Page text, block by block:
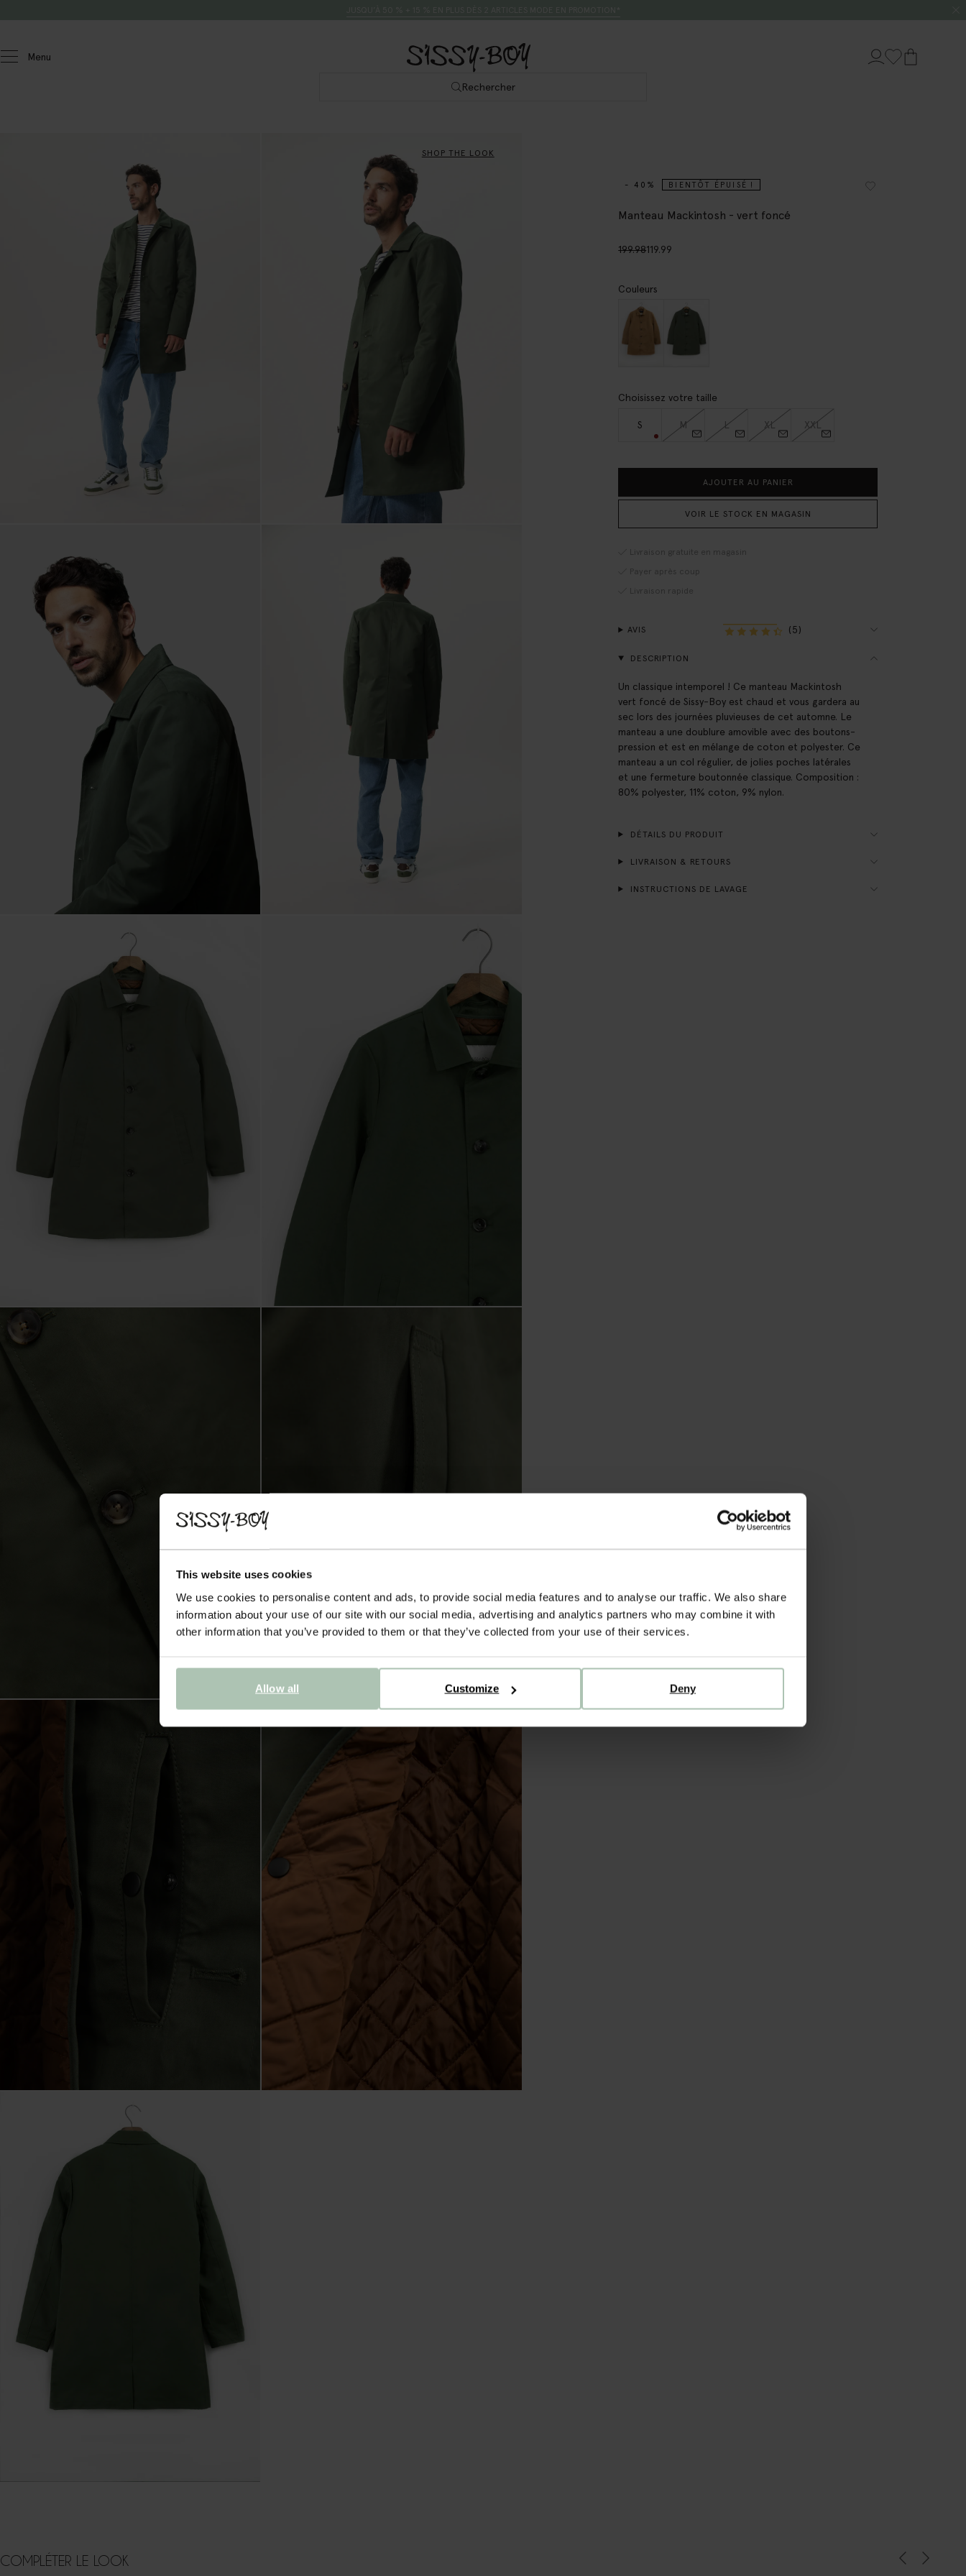
This website uses cookies
We use cookies to personalise content and ads, to provide social media features and to analyse our traffic. We also share
information about your use of our site with our social media, advertising and analytics partners who may combine it with
other information that you’ve provided to them or that they’ve collected from your use of their services.
Deny
Customize
Allow all
Menu
Rechercher
SHOP THE LOOK
- 40% BIENTÔT ÉPUISÉ !
Manteau Mackintosh - vert foncé
199.98119.99
Couleurs
Choisissez votre taille
S M L XL XXL
AJOUTER AU PANIER
VOIR LE STOCK EN MAGASIN
Livraison gratuite en magasin
Payer après coup
Livraison rapide
AVIS (5)
DESCRIPTION
Un classique intemporel ! Ce manteau Mackintosh
vert foncé de Sissy-Boy est chaud et vous gardera au
sec lors des journées pluvieuses de cet automne. Le
manteau a une doublure amovible avec des boutons-
pression et est en mélange de coton et polyester. Ce
manteau a un col régulier, de jolies poches latérales
et une fermeture boutonnée classique. Composition :
80% polyester, 11% coton, 9% nylon.
DÉTAILS DU PRODUIT
LIVRAISON & RETOURS
INSTRUCTIONS DE LAVAGE
COMPLÉTER LE LOOK